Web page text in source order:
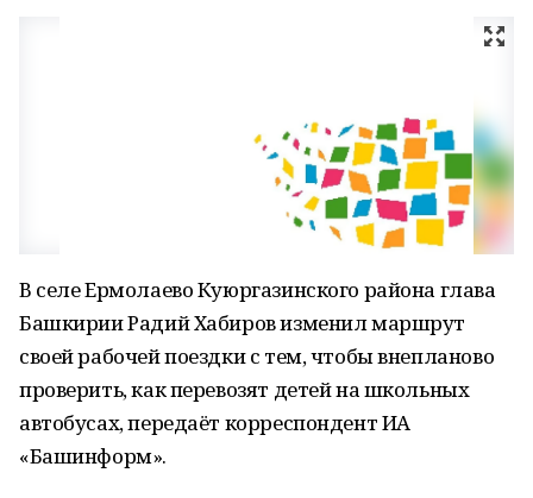
В селе Ермолаево Куюргазинского района глава
Башкирии Радий Хабиров изменил маршрут
своей рабочей поездки с тем, чтобы внепланово
проверить, как перевозят детей на школьных
автобусах, передаёт корреспондент ИА
«Башинформ».